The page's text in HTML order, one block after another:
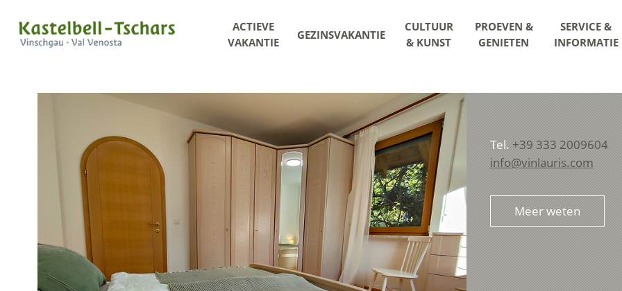
ACTIEVE
VAKANTIE
GEZINSVAKANTIE
CULTUUR
& KUNST
PROEVEN &
GENIETEN
SERVICE &
INFORMATIE
Tel. +39 333 2009604
info@vinlauris.com
Meer weten